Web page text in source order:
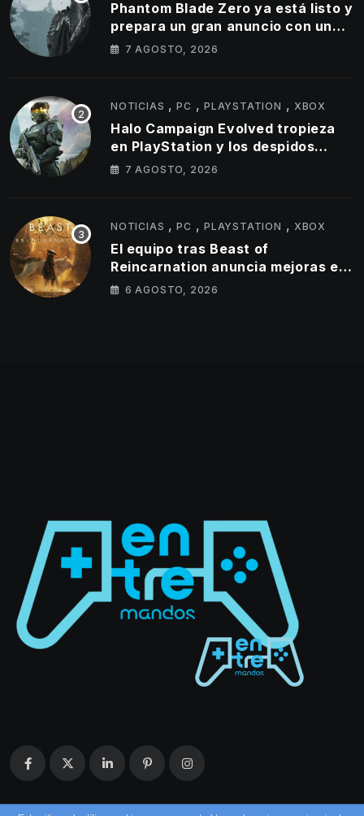
Phantom Blade Zero ya está listo y
prepara un gran anuncio con un
tráiler de 11 minutos
7 AGOSTO, 2026
NOTICIAS ,PC ,PLAYSTATION , XBOX
Halo Campaign Evolved tropieza
en PlayStation y los despidos
parecen golpear al estudio tras un
7 AGOSTO, 2026
NOTICIAS ,PC ,PLAYSTATION , XBOX
El equipo tras Beast of
Reincarnation anuncia mejoras en
su juego y estos son los primeros
6 AGOSTO, 2026